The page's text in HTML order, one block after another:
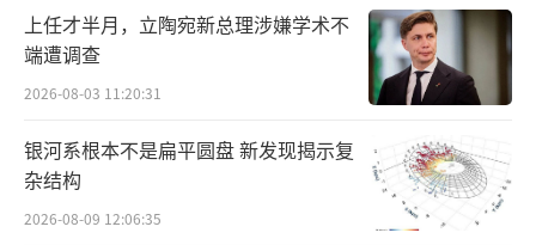
上任才半月，立陶宛新总理涉嫌学术不
端遭调查
2026-08-03 11:20:31
银河系根本不是扁平圆盘 新发现揭示复
杂结构
2026-08-09 12:06:35